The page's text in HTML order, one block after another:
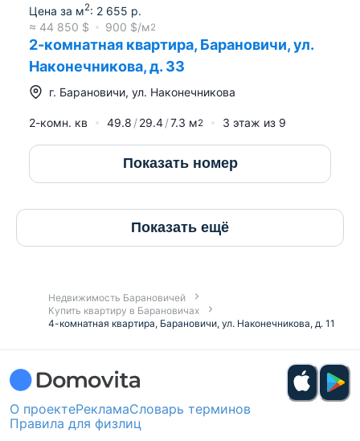
Цена за м2: 2 655 р.
≈ 44 850 $ 900 $/м2
2-комнатная квартира, Барановичи, ул.
Наконечникова, д. 33
г. Барановичи, ул. Наконечникова
2-комн. кв 49.8 29.4 7.3 м2 3 этаж из 9
Показать номер
Показать ещё
Недвижимость Барановичей
Купить квартиру в Барановичах
4-комнатная квартира, Барановичи, ул. Наконечникова, д. 11
О проектеРекламаСловарь терминов
Правила для физлиц